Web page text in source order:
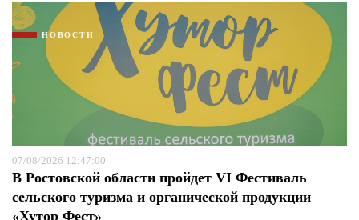
НОВОСТИ
07/08/2026 12:47:00
В Ростовской области пройдет VI Фестиваль
сельского туризма и органической продукции
«Хутор Фест»